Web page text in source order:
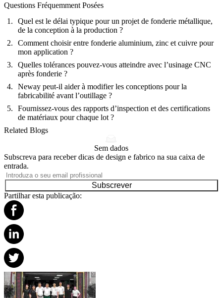
Questions Fréquemment Posées
Quel est le délai typique pour un projet de fonderie métallique,
de la conception à la production ?
Comment choisir entre fonderie aluminium, zinc et cuivre pour
mon application ?
Quelles tolérances pouvez-vous atteindre avec l’usinage CNC
après fonderie ?
Neway peut-il aider à modifier les conceptions pour la
fabricabilité avant l’outillage ?
Fournissez-vous des rapports d’inspection et des certifications
de matériaux pour chaque lot ?
Related Blogs
Sem dados
Subscreva para receber dicas de design e fabrico na sua caixa de
entrada.
Subscrever
Partilhar esta publicação: